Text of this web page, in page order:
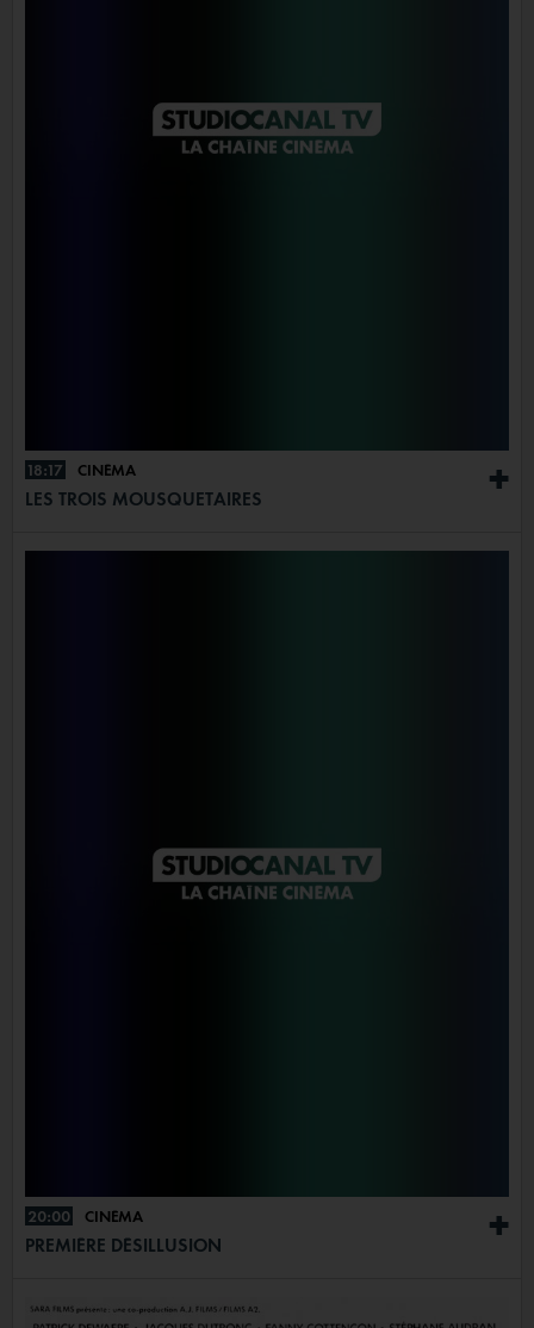
+
18:17 CINÉMA
LES TROIS MOUSQUETAIRES
+
20:00 CINÉMA
PREMIÈRE DÉSILLUSION